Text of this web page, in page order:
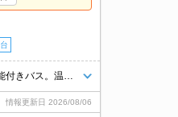
情報更新日 2026/08/06